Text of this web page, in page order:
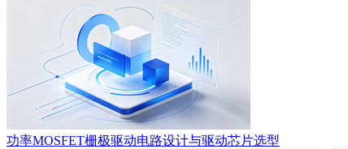
功率MOSFET栅极驱动电路设计与驱动芯片选型